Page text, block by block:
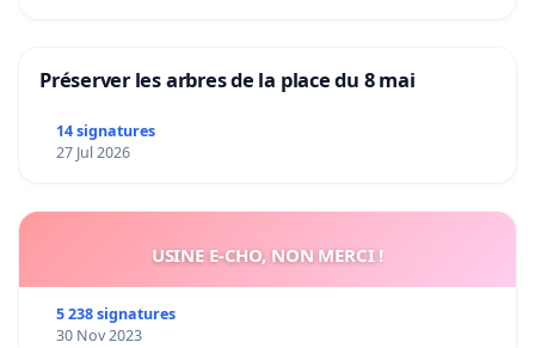
Préserver les arbres de la place du 8 mai
14 signatures
27 Jul 2026
USINE E-CHO, NON MERCI !
5 238 signatures
30 Nov 2023